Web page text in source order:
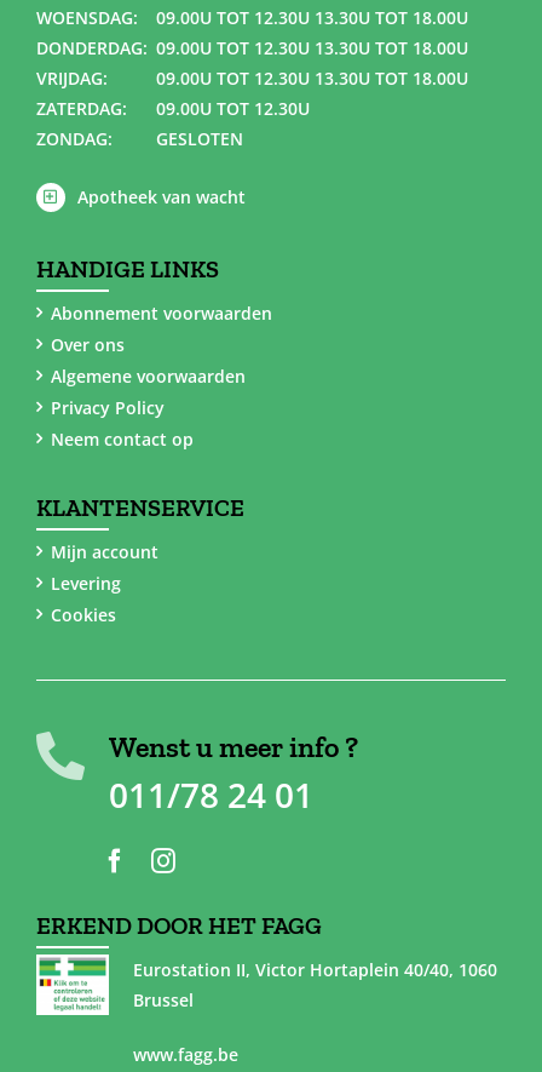
WOENSDAG:
09.00U TOT 12.30U 13.30U TOT 18.00U
DONDERDAG: 09.00U TOT 12.30U 13.30U TOT 18.00U
VRIJDAG:
09.00U TOT 12.30U 13.30U TOT 18.00U
ZATERDAG:
09.00U TOT 12.30U
ZONDAG:
GESLOTEN
Apotheek van wacht
HANDIGE LINKS
Abonnement voorwaarden
Over ons
Algemene voorwaarden
Privacy Policy
Neem contact op
KLANTENSERVICE
Mijn account
Levering
Cookies
Wenst u meer info ?
011/78 24 01
ERKEND DOOR HET FAGG
Eurostation II, Victor Hortaplein 40/40, 1060
Brussel
www.fagg.be